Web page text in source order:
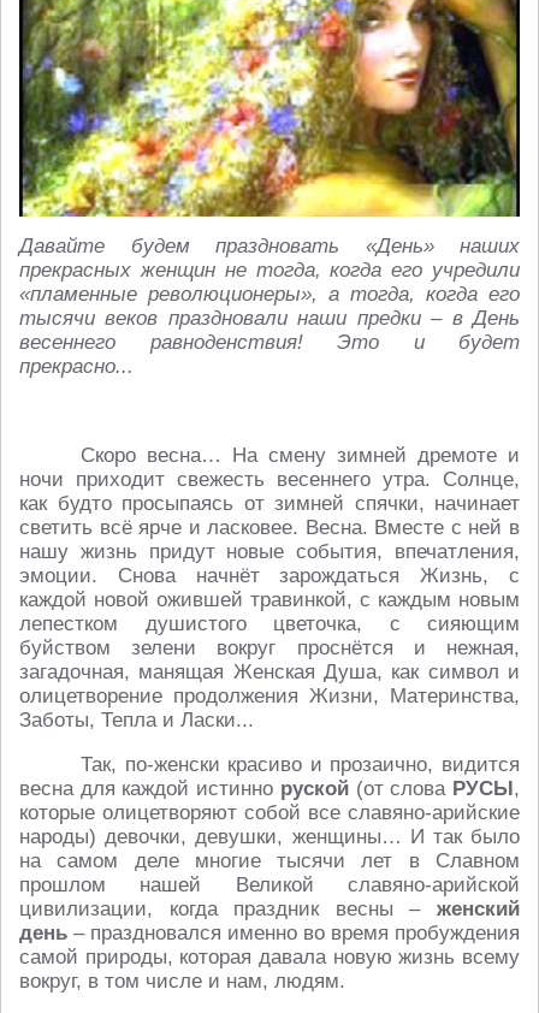
Давайте будем праздновать «День» наших
прекрасных женщин не тогда, когда его учредили
«пламенные революционеры», а тогда, когда его
тысячи веков праздновали наши предки – в День
весеннего равноденствия! Это и будет
прекрасно...
Скоро весна… На смену зимней дремоте и
ночи приходит свежесть весеннего утра. Солнце,
как будто просыпаясь от зимней спячки, начинает
светить всё ярче и ласковее. Весна. Вместе с ней в
нашу жизнь придут новые события, впечатления,
эмоции. Снова начнёт зарождаться Жизнь, с
каждой новой ожившей травинкой, с каждым новым
лепестком душистого цветочка, с сияющим
буйством зелени вокруг проснётся и нежная,
загадочная, манящая Женская Душа, как символ и
олицетворение продолжения Жизни, Материнства,
Заботы, Тепла и Ласки...
Так, по-женски красиво и прозаично, видится
весна для каждой истинно руской(от слова РУСЫ,
которые олицетворяют собой все славяно-арийские
народы) девочки, девушки, женщины… И так было
на самом деле многие тысячи лет в Славном
прошлом нашей Великой славяно-арийской
цивилизации, когда праздник весны – женский
день – праздновался именно во время пробуждения
самой природы, которая давала новую жизнь всему
вокруг, в том числе и нам, людям.